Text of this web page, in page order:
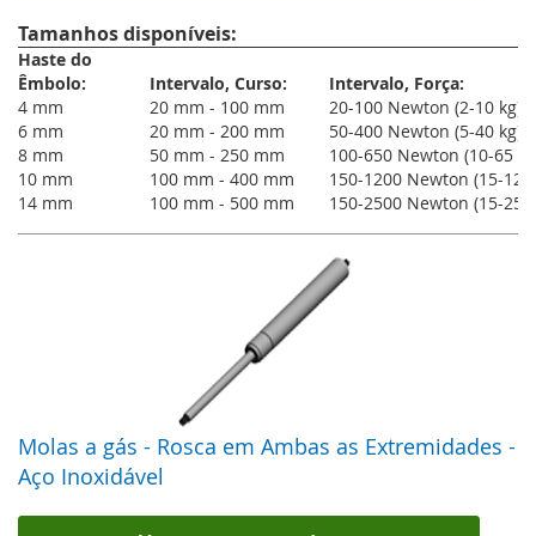
Que forças são possíveis com molas a
gás?
A nossa gama standard abrange forças de 20,00 Newton a 2500,00
Newton. As diferentes dimensões das molas a gás têm diferentes
forças mínimas e máximas. A tabela descreve a amplitude de força
para o diâmetro das hastes dos êmbolos.
Diâ.da haste-
Força mínima
Força máx. (N)
100 N
150 N
150 N
A amplitude foi testada e verificada pela Sodemann Industrifjedre A/S.
Se forem pretendidas outras dimensões e capacidades, é possível
fabricar sob medida. Contacte-nos para obter informações adicionais.
É possível ajustar a velocidade ou
amortecimento de uma mola a gás?
Tamanhos disponíveis:
Haste do
Êmbolo:
Intervalo, Curso:
Intervalo, Força:
4 mm
20 mm - 100 mm
20-100 Newton (2-10 kg)
6 mm
20 mm - 200 mm
50-400 Newton (5-40 kg)
8 mm
50 mm - 250 mm
100-650 Newton (10-65
10 mm
100 mm - 400 mm
150-1200 Newton (15-120
14 mm
100 mm - 500 mm 150-2500 Newton (15-250
Molas a gás - Rosca em Ambas as Extremidades -
Aço Inoxidável